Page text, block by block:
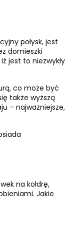
połysk, jest
domieszki
jest to niezwykły
co może być
także wyższą
– najważniejsze,
na kołdrę,
Jakie